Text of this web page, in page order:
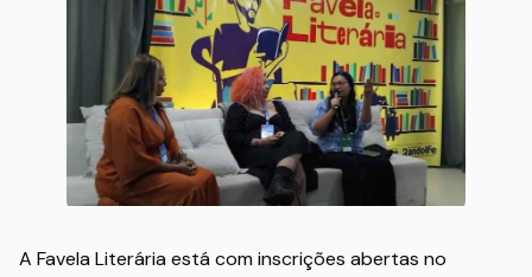
A Favela Literária está com inscrições abertas no